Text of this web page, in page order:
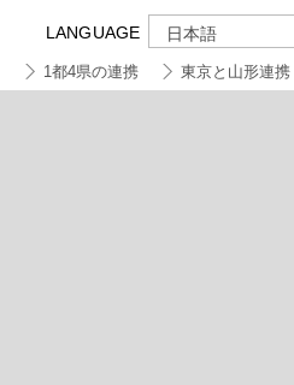
LANGUAGE 日本語
1都4県の連携 東京と山形連携